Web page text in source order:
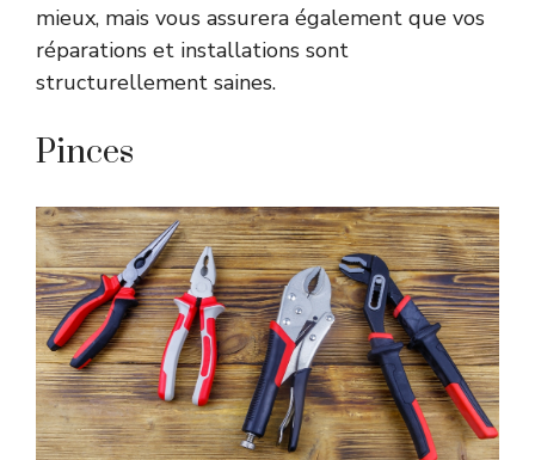
mieux, mais vous assurera également que vos
réparations et installations sont
structurellement saines.
Pinces